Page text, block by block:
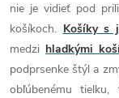
nie je vidieť pod
košíkoch. Košíky s
medzi hladkými
podprsenke štýl a
obľúbenému